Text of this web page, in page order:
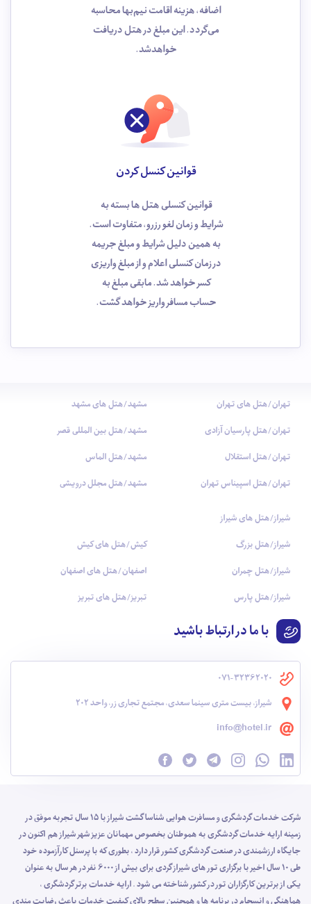
اضافه، هزینه اقامت نیم‌بها محاسبه
می‌گردد. این مبلغ در هتل دریافت
خواهدشد.
قوانین کنسل کردن
قوانین کنسلی هتل ها بسته به
شرایط و زمان لغو رزرو، متفاوت است.
به همین دلیل شرایط و مبلغ جریمه
در زمان کنسلی اعلام و از مبلغ واریزی
کسر خواهد شد. مابقی مبلغ به
حساب مسافر واریز خواهد گشت.
تهران/هتل های تهران
تهران/هتل پارسیان آزادی
تهران/هتل استقلال
تهران/هتل اسپیناس تهران
مشهد/هتل های مشهد
مشهد/هتل بین المللی قصر
مشهد/هتل الماس
مشهد/هتل مجلل درویشی
شیراز/هتل های شیراز
شیراز/هتل بزرگ
شیراز/هتل چمران
شیراز/هتل پارس
کیش/هتل های کیش
اصفهان/هتل های اصفهان
تبریز/هتل های تبریز
با ما در ارتباط باشید
071-32362020
شیراز، بیست متری سینما سعدی، مجتمع تجاری زر، واحد 202
info@hotel.ir
شرکت خدمات گردشگری و مسافرت هوایی شناسا گشت شیراز با 15 سال تجربه موفق در
زمینه ارایه خدمات گردشگری به هموطنان بخصوص مهمانان عزیز شهر شیراز هم اکنون در
جایگاه ارزشمندی در صنعت گردشگری کشور قرار دارد ، بطوری که با پرسنل کارآزموده خود
طی 10 سال اخیر با برگزاری تور های شیراز گردی برای بیش از 6000 نفر در هر سال به عنوان
یکی از برترین کارگزاران تور در کشور شناخته می شود . ارایه خدمات برتر گردشگری ،
هماهنگی و انسجام در برنامه ها و همچنین سطح بالای کیفیت خدمات باعث رضایت مندی